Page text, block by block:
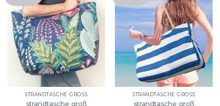
STRANDTASCHE GROSS
strandtasche groß
STRANDTASCHE GROSS
strandtasche groß